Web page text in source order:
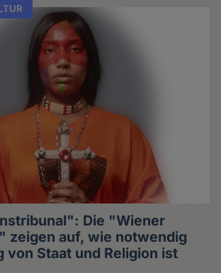
Die "Wiener
zeigen auf, wie notwendig
von Staat und Religion ist